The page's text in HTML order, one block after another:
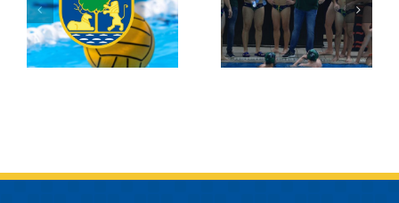
Zemuna
nakon
epske
poraz
Zemuna u
Nišu